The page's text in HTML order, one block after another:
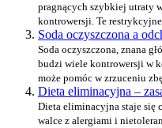
pragnących szybkiej utraty
kontrowersji. Te
Soda oczyszczona a
Soda oczyszczona, znana
budzi wiele kontrowersji w
może pomóc w zrzuceniu
Dieta eliminacyjna –
Dieta eliminacyjna staje się
walce z alergiami i